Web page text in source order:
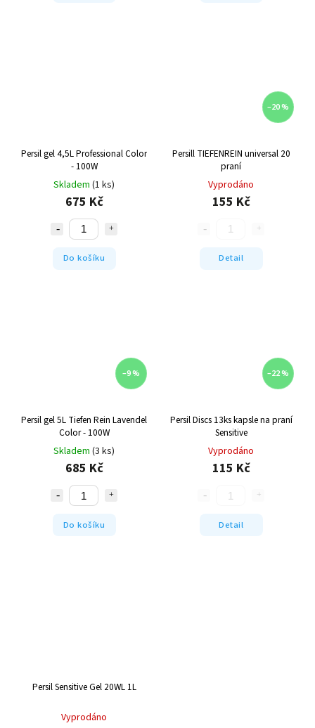
Persil gel 4,5L Professional Color
- 100W
Skladem (1 ks)
675 Kč
Do košíku
–20 %
Persill TIEFENREIN universal 20
praní
Vyprodáno
155 Kč
Detail
–9 %
Persil gel 5L Tiefen Rein Lavendel
Color - 100W
Skladem (3 ks)
685 Kč
Do košíku
–22 %
Persil Discs 13ks kapsle na praní
Sensitive
Vyprodáno
115 Kč
Detail
Persil Sensitive Gel 20WL 1L
Vyprodáno